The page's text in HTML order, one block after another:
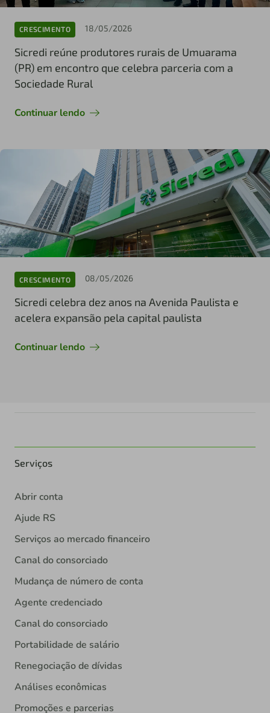
CRESCIMENTO 18/05/2026
Sicredi reúne produtores rurais de Umuarama
(PR) em encontro que celebra parceria com a
Sociedade Rural
Continuar lendo
CRESCIMENTO 08/05/2026
Sicredi celebra dez anos na Avenida Paulista e
acelera expansão pela capital paulista
Continuar lendo
Serviços
Abrir conta
Ajude RS
Serviços ao mercado financeiro
Canal do consorciado
Mudança de número de conta
Agente credenciado
Canal do consorciado
Portabilidade de salário
Renegociação de dívidas
Análises econômicas
Promoções e parcerias